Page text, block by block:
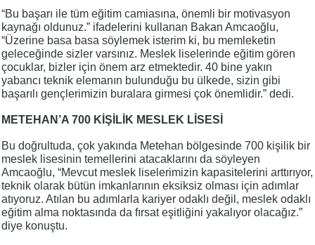
“Bu başarı ile tüm eğitim camiasına, önemli bir motivasyon
kaynağı oldunuz.” ifadelerini kullanan Bakan Amcaoğlu,
“Üzerine basa basa söylemek isterim ki, bu memleketin
geleceğinde sizler varsınız. Meslek liselerinde eğitim gören
çocuklar, bizler için önem arz etmektedir. 40 bine yakın
yabancı teknik elemanın bulunduğu bu ülkede, sizin gibi
başarılı gençlerimizin buralara girmesi çok önemlidir.” dedi.
METEHAN’A 700 KİŞİLİK MESLEK LİSESİ
Bu doğrultuda, çok yakında Metehan bölgesinde 700 kişilik bir
meslek lisesinin temellerini atacaklarını da söyleyen
Amcaoğlu, “Mevcut meslek liselerimizin kapasitelerini arttırıyor,
teknik olarak bütün imkanlarının eksiksiz olması için adımlar
atıyoruz. Atılan bu adımlarla kariyer odaklı değil, meslek odaklı
eğitim alma noktasında da fırsat eşitliğini yakalıyor olacağız.”
diye konuştu.